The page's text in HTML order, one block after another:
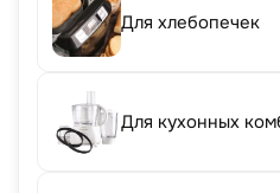
Для хлебопечек
Для кухонных